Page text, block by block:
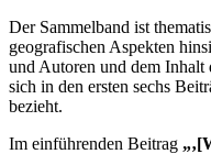
Der Sammelband ist
geografischen Aspekten
und Autoren und dem Inhalt
sich in den ersten sechs
bezieht.
Im einführenden Beitrag